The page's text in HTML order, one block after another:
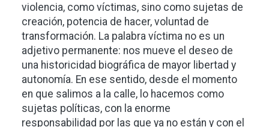
violencia, como víctimas, sino como sujetas de
creación, potencia de hacer, voluntad de
transformación. La palabra víctima no es un
adjetivo permanente: nos mueve el deseo de
una historicidad biográfica de mayor libertad y
autonomía. En ese sentido, desde el momento
en que salimos a la calle, lo hacemos como
sujetas políticas, con la enorme
responsabilidad por las que ya no están y con el